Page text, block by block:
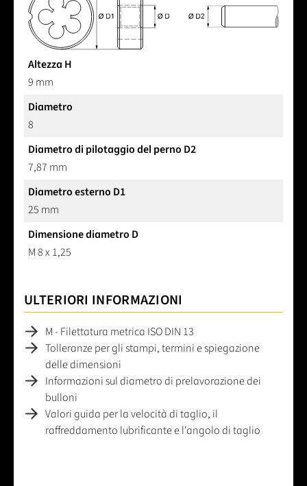
Altezza H
9 mm
Diametro
8
Diametro di pilotaggio del perno D2
7,87 mm
Diametro esterno D1
25 mm
Dimensione diametro D
M 8 x 1,25
ULTERIORI INFORMAZIONI
M - Filettatura metrica ISO DIN 13
Tolleranze per gli stampi, termini e spiegazione
delle dimensioni
Informazioni sul diametro di prelavorazione dei
bulloni
Valori guida per la velocità di taglio, il
raffreddamento lubrificante e l'angolo di taglio